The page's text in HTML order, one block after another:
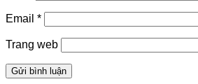
Email *
Trang web